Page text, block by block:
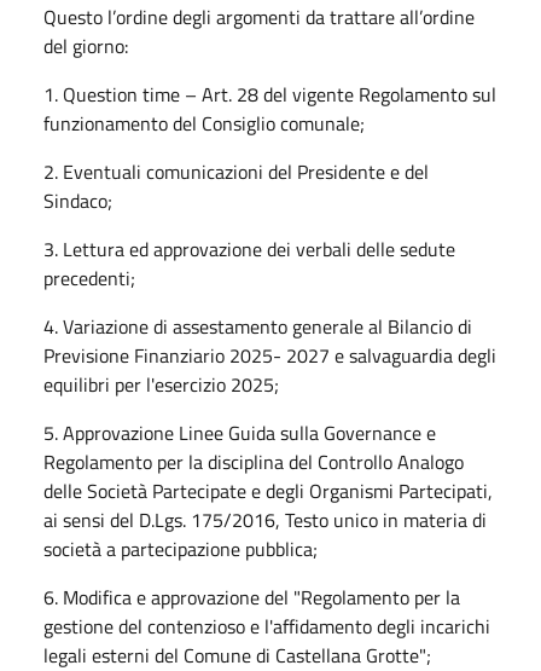
Questo l’ordine degli argomenti da trattare all’ordine
del giorno:
1. Question time – Art. 28 del vigente Regolamento sul
funzionamento del Consiglio comunale;
2. Eventuali comunicazioni del Presidente e del
Sindaco;
3. Lettura ed approvazione dei verbali delle sedute
precedenti;
4. Variazione di assestamento generale al Bilancio di
Previsione Finanziario 2025- 2027 e salvaguardia degli
equilibri per l'esercizio 2025;
5. Approvazione Linee Guida sulla Governance e
Regolamento per la disciplina del Controllo Analogo
delle Società Partecipate e degli Organismi Partecipati,
ai sensi del D.Lgs. 175/2016, Testo unico in materia di
società a partecipazione pubblica;
6. Modifica e approvazione del "Regolamento per la
gestione del contenzioso e l'affidamento degli incarichi
legali esterni del Comune di Castellana Grotte";